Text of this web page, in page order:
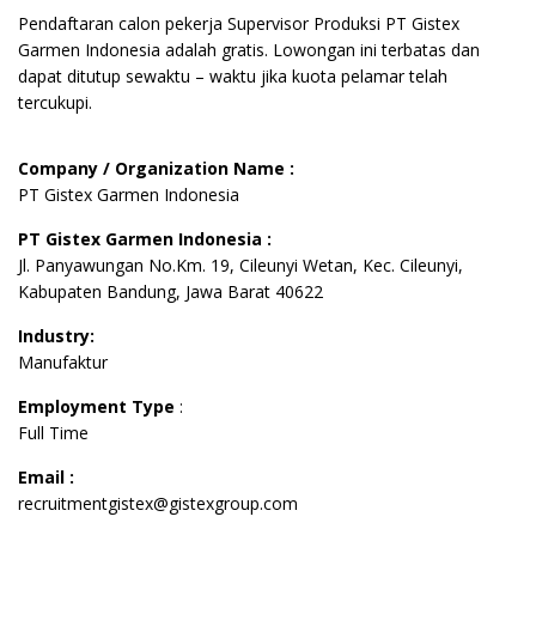
Pendaftaran calon pekerja Supervisor Produksi PT Gistex
Garmen Indonesia adalah gratis. Lowongan ini terbatas dan
dapat ditutup sewaktu – waktu jika kuota pelamar telah
tercukupi.
Company / Organization Name :
PT Gistex Garmen Indonesia
PT Gistex Garmen Indonesia :
Jl. Panyawungan No.Km. 19, Cileunyi Wetan, Kec. Cileunyi,
Kabupaten Bandung, Jawa Barat 40622
Industry:
Manufaktur
Employment Type :
Full Time
Email :
recruitmentgistex@gistexgroup.com